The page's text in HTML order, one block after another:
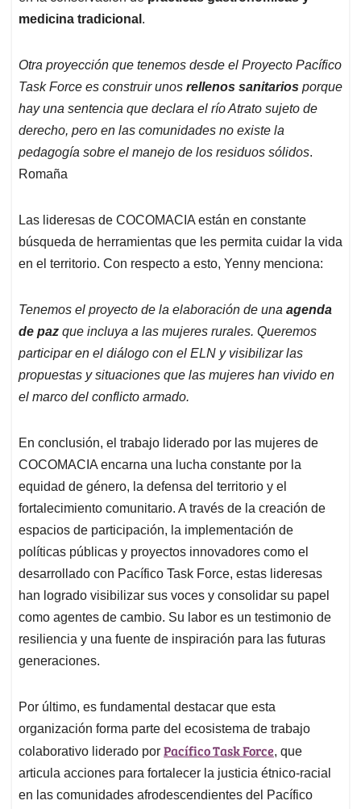
medicina tradicional .
Otra proyección que tenemos desde el Proyecto Pacífico
Task Force es construir unos rellenos sanitarios porque
hay una sentencia que declara el río Atrato sujeto de
derecho, pero en las comunidades no existe la
pedagogía sobre el manejo de los residuos sólidos.
Romaña
Las lideresas de COCOMACIA están en constante
búsqueda de herramientas que les permita cuidar la vida
en el territorio. Con respecto a esto, Yenny menciona:
Tenemos el proyecto de la elaboración de una agenda
de paz que incluya a las mujeres rurales. Queremos
participar en el diálogo con el ELN y visibilizar las
propuestas y situaciones que las mujeres han vivido en
el marco del conflicto armado.
En conclusión, el trabajo liderado por las mujeres de
COCOMACIA encarna una lucha constante por la
equidad de género, la defensa del territorio y el
fortalecimiento comunitario. A través de la creación de
espacios de participación, la implementación de
políticas públicas y proyectos innovadores como el
desarrollado con Pacífico Task Force, estas lideresas
han logrado visibilizar sus voces y consolidar su papel
como agentes de cambio. Su labor es un testimonio de
resiliencia y una fuente de inspiración para las futuras
generaciones.
Por último, es fundamental destacar que esta
organización forma parte del ecosistema de trabajo
colaborativo liderado por Pacífico Task Force, que
articula acciones para fortalecer la justicia étnico-racial
en las comunidades afrodescendientes del Pacífico